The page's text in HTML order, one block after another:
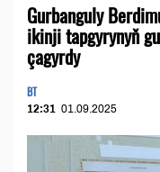
Gurbanguly
ikinji tapgyrynyň
çagyrdy
BT
12:31 01.09.2025